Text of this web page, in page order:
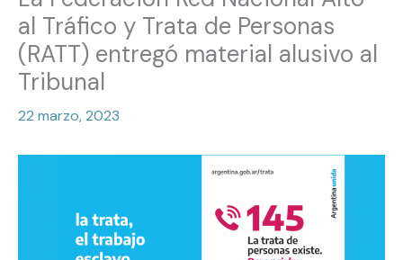
al Tráfico y Trata de Personas
(RATT) entregó material alusivo al
Tribunal
22 marzo, 2023